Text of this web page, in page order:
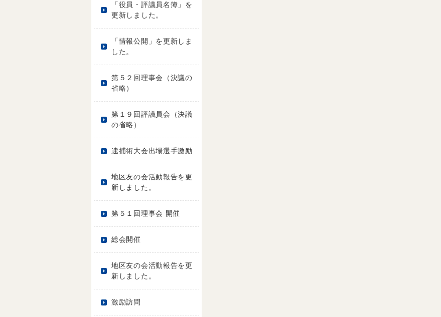
「役員・評議員名簿」を
更新しました。
「情報公開」を更新しま
した。
第５２回理事会（決議の
省略）
第１９回評議員会（決議
の省略）
逮捕術大会出場選手激励
地区友の会活動報告を更
新しました。
第５１回理事会 開催
総会開催
地区友の会活動報告を更
新しました。
激励訪問